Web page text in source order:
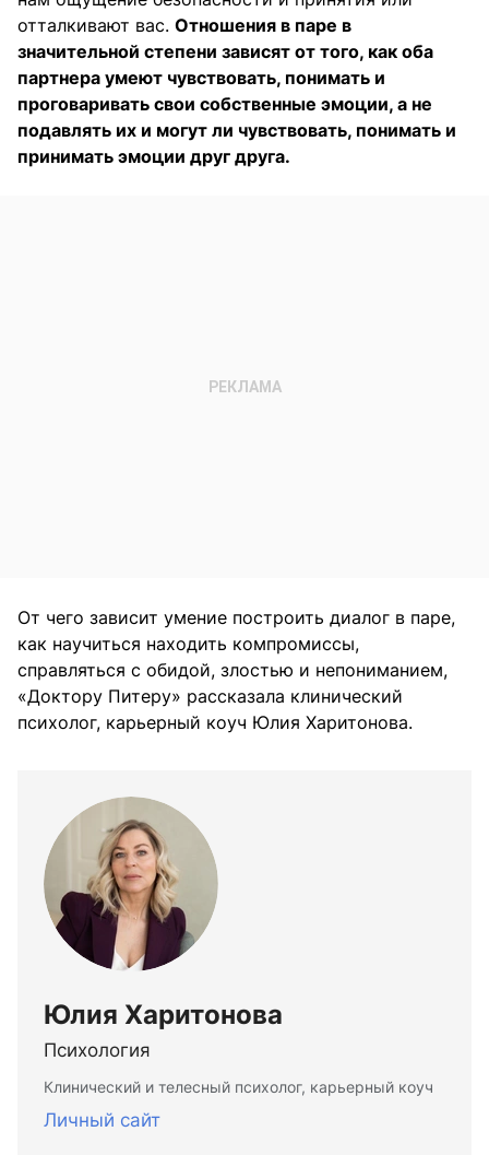
отталкивают вас. Отношения в паре в
значительной степени зависят от того, как оба
партнера умеют чувствовать, понимать и
проговаривать свои собственные эмоции, а не
подавлять их и могут ли чувствовать, понимать и
принимать эмоции друг друга.
От чего зависит умение построить диалог в паре,
как научиться находить компромиссы,
справляться с обидой, злостью и непониманием,
«Доктору Питеру» рассказала клинический
психолог, карьерный коуч Юлия Харитонова.
Юлия Харитонова
Психология
Клинический и телесный психолог, карьерный коуч
Личный сайт